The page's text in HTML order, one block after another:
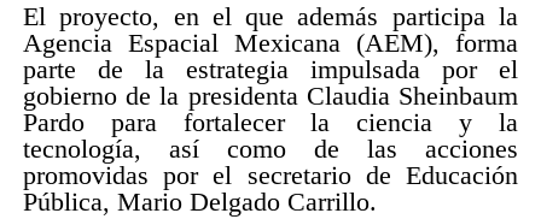
El proyecto, en el que además participa la
Agencia Espacial Mexicana (AEM), forma
parte de la estrategia impulsada por el
gobierno de la presidenta Claudia Sheinbaum
Pardo para fortalecer la ciencia y la
tecnología, así como de las acciones
promovidas por el secretario de Educación
Pública, Mario Delgado Carrillo.